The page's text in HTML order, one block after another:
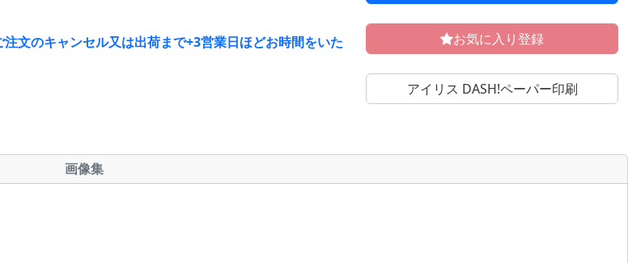
文のキャンセル又は出荷まで+3営業日ほどお時間をいた
お気に入り登録
アイリス DASH!ペーパー印刷
画像集